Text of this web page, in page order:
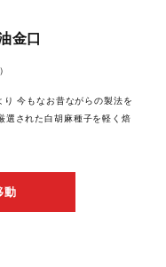
金口
今もなお昔ながらの製法を
選された白胡麻種子を軽く焙
動